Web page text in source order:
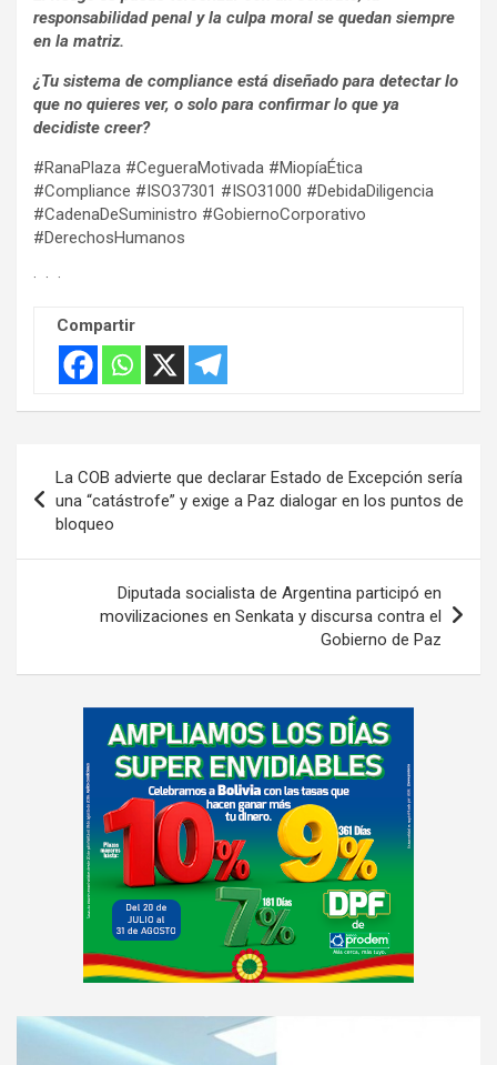
responsabilidad penal y la culpa moral se quedan siempre
en la matriz.
¿Tu sistema de compliance está diseñado para detectar lo
que no quieres ver, o solo para confirmar lo que ya
decidiste creer?
#RanaPlaza #CegueraMotivada #MiopíaÉtica
#Compliance #ISO37301 #ISO31000 #DebidaDiligencia
#CadenaDeSuministro #GobiernoCorporativo
#DerechosHumanos
· · ·
Compartir
de
entradas
La COB advierte que declarar Estado de Excepción sería
una “catástrofe” y exige a Paz dialogar en los puntos de
bloqueo
Diputada socialista de Argentina participó en
movilizaciones en Senkata y discursa contra el
Gobierno de Paz
e
A